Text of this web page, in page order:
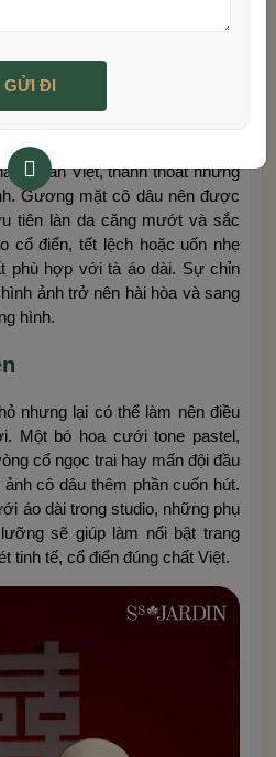
giúp tạo nên những thước hình
dài, phong cách trang điểm và
thuần Việt, thanh thoát nhưng
Gương mặt cô dâu nên được
tiên làn da căng mướt và sắc
cổ điển, tết lệch hoặc uốn nhẹ
phù hợp với tà áo dài. Sự chỉn
ảnh trở nên hài hòa và sang
hình.
nhưng lại có thể làm nên điều
Một bó hoa cưới tone pastel,
cổ ngọc trai hay mấn đội đầu
cô dâu thêm phần cuốn hút.
áo dài trong studio, những phụ
sẽ giúp làm nổi bật trang
tinh tế, cổ điển đúng chất Việt.